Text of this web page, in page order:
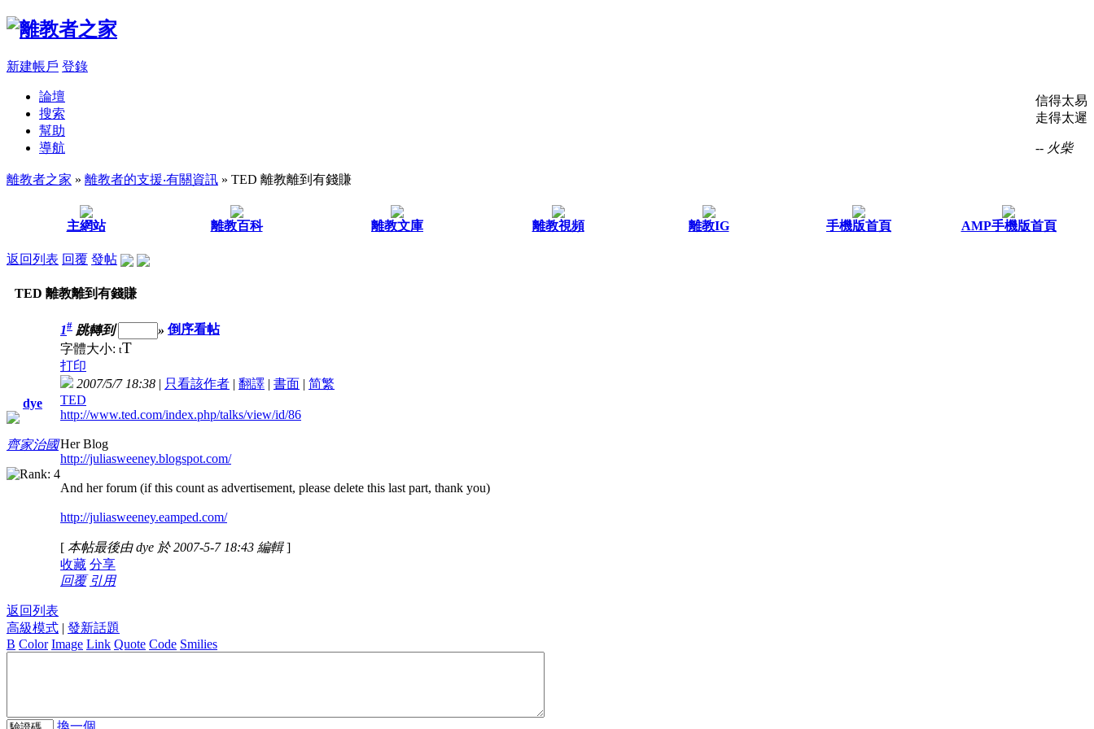
新建帳戶 登錄
信得太易
走得太遲
-- 火柴
論壇
搜索
幫助
導航
離教者之家 » 離教者的支援‧有關資訊 » TED 離教離到有錢賺
主網站 離教百科 離教文庫 離教視頻 離教IG 手機版首頁 AMP手機版首頁
返回列表 回覆 發帖
TED 離教離到有錢賺
dye
齊家治國
1# 跳轉到 » 倒序看帖
字體大小: tT
打印
2007/5/7 18:38 | 只看該作者 | 翻譯 | 書面 | 简繁
TED
http://www.ted.com/index.php/talks/view/id/86
Her Blog
http://juliasweeney.blogspot.com/
And her forum (if this count as advertisement, please delete this last part, thank you)
http://juliasweeney.eamped.com/
[ 本帖最後由 dye 於 2007-5-7 18:43 編輯]
收藏 分享
回覆 引用
返回列表
高級模式 | 發新話題
B Color Image Link Quote Code Smilies